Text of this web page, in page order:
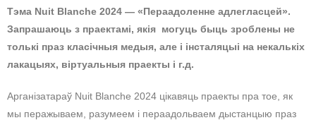
Тэма Nuit Blanche 2024 — «Пераадоленне адлегласцей».
Запрашаюць з праектамі, якія могуць быць зроблены не
толькі праз класічныя медыя, але і інсталяцыі на некалькіх
лакацыях, віртуальныя праекты і г.д.
Арганізатараў Nuit Blanche 2024 цікавяць праекты пра тое, як
мы перажываем, разумеем і пераадольваем дыстанцыю праз